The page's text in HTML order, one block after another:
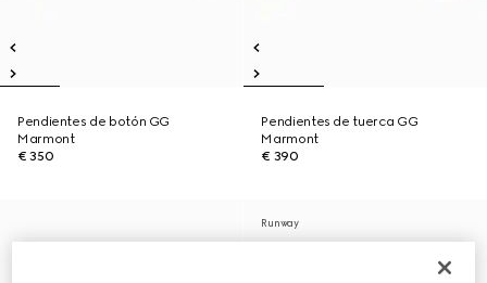
Pendientes de botón GG
Marmont
€ 350
Pendientes de tuerca GG
Marmont
€ 390
Runway